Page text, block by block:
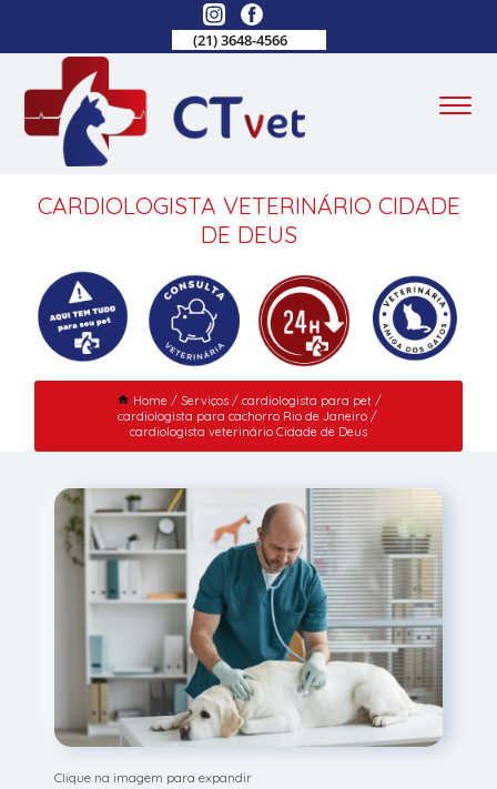
(21) 3648-4566
CARDIOLOGISTA VETERINÁRIO CIDADE
DE DEUS
Home Serviços
cardiologista para pet
cardiologista para cachorro Rio de Janeiro
cardiologista veterinário Cidade de Deus
Clique na imagem para expandir